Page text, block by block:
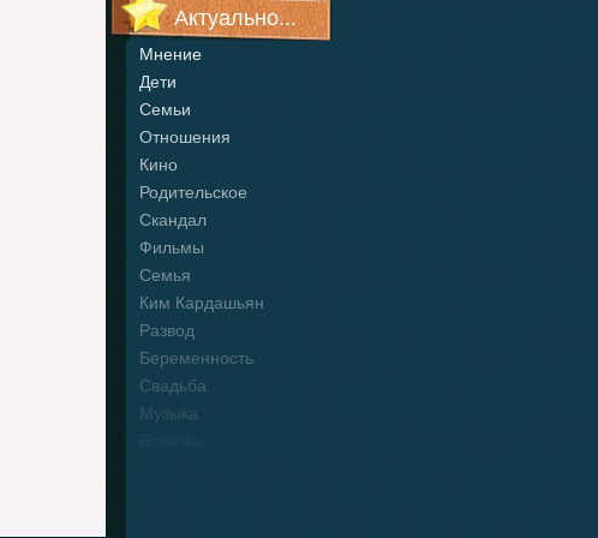
Актуально...
Мнение
Дети
Семьи
Отношения
Кино
Родительское
Скандал
Фильмы
Семья
Ким Кардашьян
Развод
Беременность
Свадьба
Музыка